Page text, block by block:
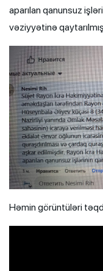
aparılan qanunsuz
vəziyyətinə
Həmin görüntüləri